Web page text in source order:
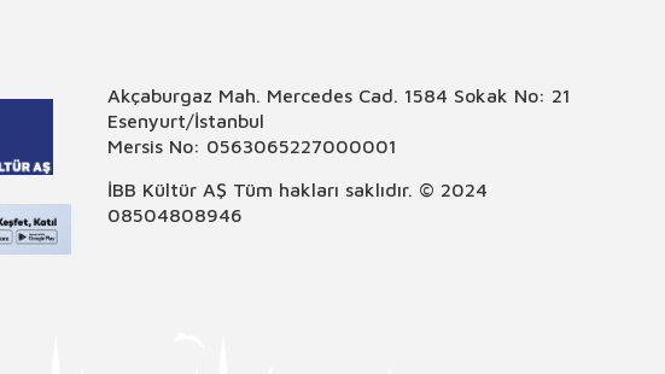
Akçaburgaz Mah. Mercedes Cad. 1584 Sokak No: 21
Esenyurt/İstanbul
Mersis No: 0563065227000001
İBB Kültür AŞ Tüm hakları saklıdır. © 2024
08504808946